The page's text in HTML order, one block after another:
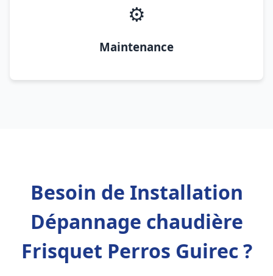
⚙️
Maintenance
Besoin de Installation
Dépannage chaudière
Frisquet Perros Guirec ?